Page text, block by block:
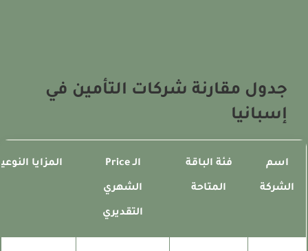
جدول مقارنة شركات التأمين في
إسبانيا
اسم
الشركة
فئة الباقة
المتاحة
الـ Price
الشهري
التقديري
المزايا النوعية